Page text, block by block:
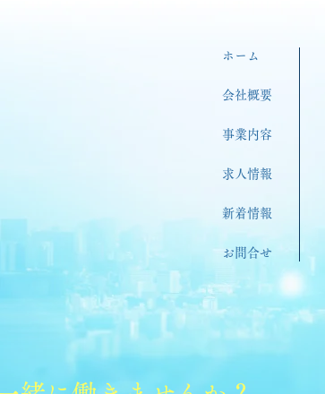
ホーム
会社概要
​事業内容
求人情報
新着情報
お問合せ